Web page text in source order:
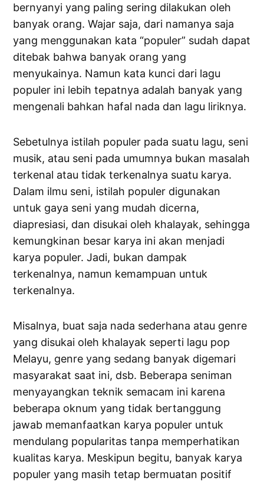
bernyanyi yang paling sering dilakukan oleh
banyak orang. Wajar saja, dari namanya saja
yang menggunakan kata “populer” sudah dapat
ditebak bahwa banyak orang yang
menyukainya. Namun kata kunci dari lagu
populer ini lebih tepatnya adalah banyak yang
mengenali bahkan hafal nada dan lagu liriknya.
Sebetulnya istilah populer pada suatu lagu, seni
musik, atau seni pada umumnya bukan masalah
terkenal atau tidak terkenalnya suatu karya.
Dalam ilmu seni, istilah populer digunakan
untuk gaya seni yang mudah dicerna,
diapresiasi, dan disukai oleh khalayak, sehingga
kemungkinan besar karya ini akan menjadi
karya populer. Jadi, bukan dampak
terkenalnya, namun kemampuan untuk
terkenalnya.
Misalnya, buat saja nada sederhana atau genre
yang disukai oleh khalayak seperti lagu pop
Melayu, genre yang sedang banyak digemari
masyarakat saat ini, dsb. Beberapa seniman
menyayangkan teknik semacam ini karena
beberapa oknum yang tidak bertanggung
jawab memanfaatkan karya populer untuk
mendulang popularitas tanpa memperhatikan
kualitas karya. Meskipun begitu, banyak karya
populer yang masih tetap bermuatan positif